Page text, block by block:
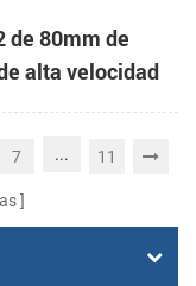
de 80mm de
alta velocidad
térmica
7 ... 11